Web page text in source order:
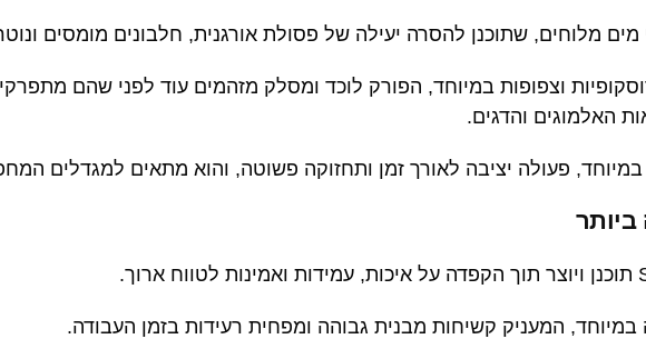
מלוחים, שתוכנן להסרה יעילה של פסולת אורגנית, חלבונים מומסים
וצפופות במיוחד, הפורק לוכד ומסלק מזהמים עוד לפני שהם
האלמוגים והדגים.
במיוחד, פעולה יציבה לאורך זמן ותחזוקה פשוטה, והוא מתאים למגדלים
ביותר